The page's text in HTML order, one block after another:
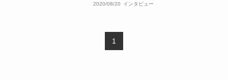
2020/08/20 インタビュー
1